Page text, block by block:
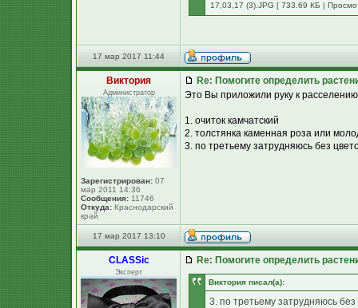
17,03,17 (3).JPG [ 733.69 КБ |
17 мар 2017 11:44
Виктория
Администратор
Зарегистрирован: 07
мар 2011 14:36
Сообщения: 11746
Откуда: Краснодарский
край
Re: Помогите определить
Это Вы приложили руку к
1. очиток камчатский
2. толстянка каменная роза или
3. по третьему затрудняюсь без
17 мар 2017 13:10
CLASSic
Эксперт
Re: Помогите определить
Виктория писал(а):
3. по третьему затрудняюсь